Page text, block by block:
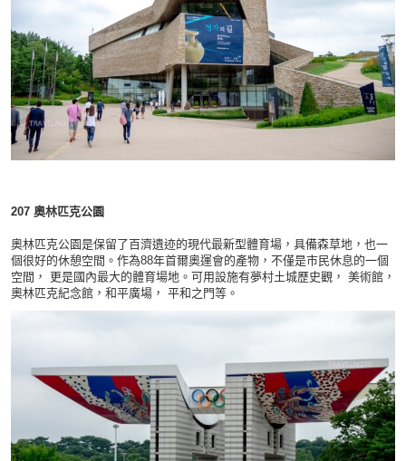
207 奧林匹克公園
奧林匹克公園是保留了百濟遺迹的現代最新型體育場，具備森草地，也一
個很好的休憩空間。作為88年首爾奧運會的產物，不僅是市民休息的一個
空間， 更是國內最大的體育場地。可用設施有夢村土城歷史觀， 美術館，
奧林匹克紀念館，和平廣場， 平和之門等。